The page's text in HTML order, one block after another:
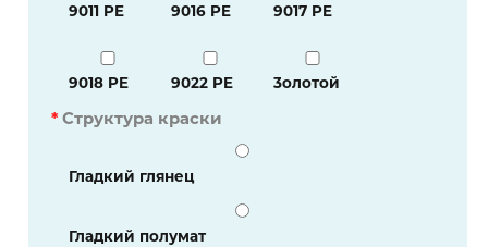
9011 PE 9016 PE 9017 PE
9018 PE 9022 PE 3олотой
Структура краски
*
Гладкий глянец
Гладкий полумат